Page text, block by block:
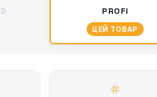
PROFI
ЦЕЙ ТОВАР